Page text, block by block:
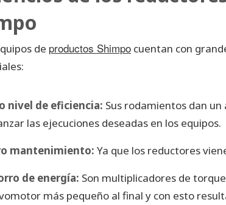
de productos Shimpo cuentan con
nivel de eficiencia: Sus rodamientos dan
las ejecuciones deseadas en los equipos.
mantenimiento: Ya que los reductores
de energía: Son multiplicadores de
más pequeño al final y con esto